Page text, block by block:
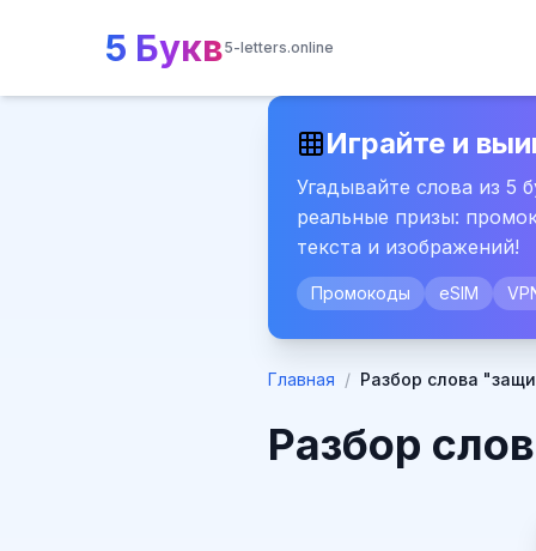
5 Букв5-letters.online
Играйте и
Угадывайте слова из 5
реальные призы:
текста и изображений!
Промокоды eSIM
Главная / Разбор слова
Разбор